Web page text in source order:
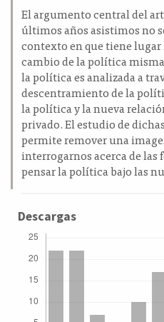
El argumento central del
últimos años asistimos no
contexto en que tiene
cambio de la política
la política es analizada a
descentramiento de la
la política y la nueva
privado. El estudio de
permite remover una
interrogarnos acerca de las
pensar la política bajo las
Descargas